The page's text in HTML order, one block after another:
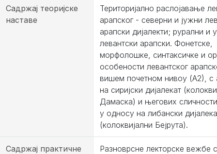
Садржај теоријске
наставе
Територијално раслојавање
арапског - северни и јужни
арапски дијалекти; рурални и
левантски арапски. Фонетске,
морфолошке, синтаксичке и
особености левантског
вишем почетном нивоу (А2), с
на сиријски дијалекат
Дамаска) и његових
у односу на либански
(колоквијални Бејрута).
Садржај практичне
Разноврсне лекторске вежбе